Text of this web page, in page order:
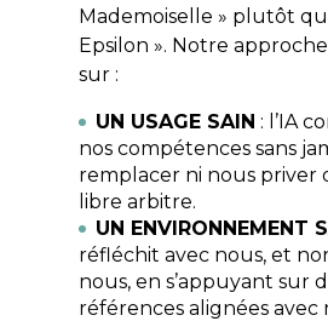
Mademoiselle » plutôt
Epsilon ». Notre
sur :
UN USAGE SAIN : l’IA
nos compétences sans
remplacer ni nous priver
libre arbitre.
UN ENVIRONNEMENT
réfléchit avec nous, et
nous, en s’appuyant sur
références alignées avec